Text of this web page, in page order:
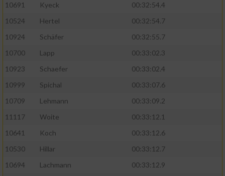
10691
Kyeck
00:32:54.4
10524
Hertel
00:32:54.7
10924
Schäfer
00:32:55.7
10700
Lapp
00:33:02.3
10923
Schaefer
00:33:02.4
10999
Spichal
00:33:07.6
10709
Lehmann
00:33:09.2
11117
Woite
00:33:12.1
10641
Koch
00:33:12.6
10530
Hillar
00:33:12.7
10694
Lachmann
00:33:12.9
Geräte anhand von aktiv angeforderten
Informationen identifizieren
Nicht-IAB-Verarbeitungszwecke:
Notwendig
Performance
Funktional
Werbung